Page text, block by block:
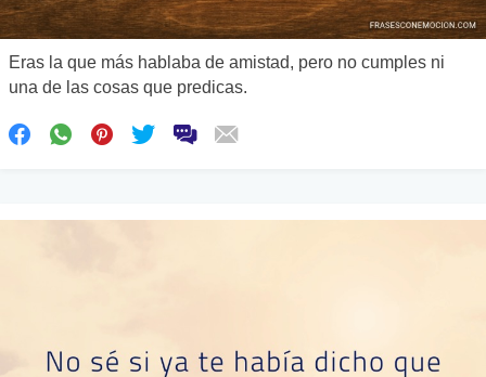
Eras la que más hablaba de amistad, pero no cumples ni
una de las cosas que predicas.